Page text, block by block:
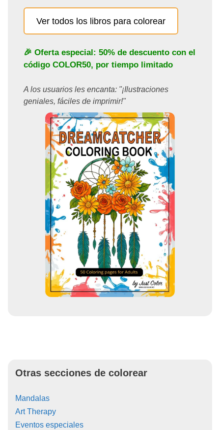
Ver todos los libros para colorear
🎉 Oferta especial: 50% de descuento con el
código COLOR50, por tiempo limitado
A los usuarios les encanta: "¡Ilustraciones
geniales, fáciles de imprimir!"
Otras secciones de colorear
Mandalas
Art Therapy
Eventos especiales